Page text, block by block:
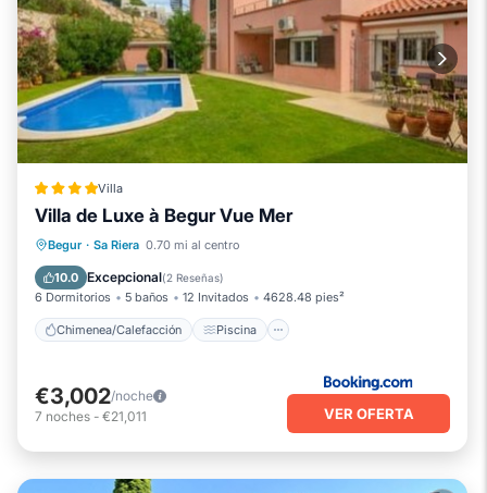
Villa
Villa de Luxe à Begur Vue Mer
Begur · Sa Riera 0.70 mi al centro
10.0 Excepcional(2 Reseñas)
6 Dormitorios 5 baños 12 Invitados 4628.48 pies²
Chimenea/Calefacción Piscina
Chimenea/Calefacción
Balcón/Terraza
€3,002/noche
7 noches - €21,011 VER OFERTA